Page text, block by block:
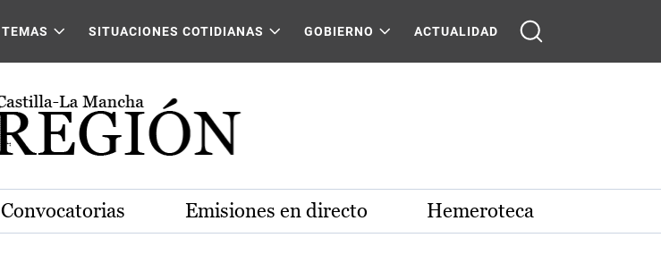
TEMAS SITUACIONES COTIDIANAS GOBIERNO ACTUALIDAD
Convocatorias Emisiones en directo Hemeroteca